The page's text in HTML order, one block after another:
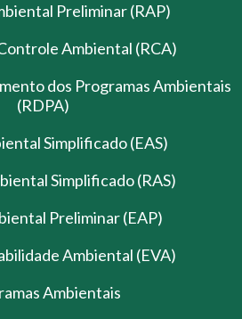
Preliminar (RAP)
Ambiental (RCA)
dos Programas Ambientais
(RDPA)
Simplificado (EAS)
Simplificado (RAS)
Preliminar (EAP)
Ambiental (EVA)
Ambientais